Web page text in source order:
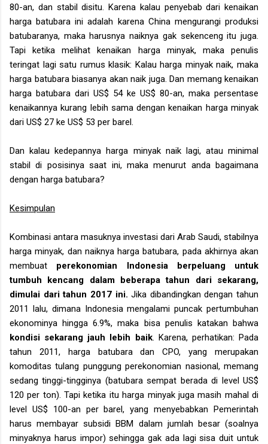
80-an, dan stabil disitu. Karena kalau penyebab dari kenaikan
harga batubara ini adalah karena China mengurangi produksi
batubaranya, maka harusnya naiknya gak sekenceng itu juga.
Tapi ketika melihat kenaikan harga minyak, maka penulis
teringat lagi satu rumus klasik: Kalau harga minyak naik, maka
harga batubara biasanya akan naik juga. Dan memang kenaikan
harga batubara dari US$ 54 ke US$ 80-an, maka persentase
kenaikannya kurang lebih sama dengan kenaikan harga minyak
dari US$ 27 ke US$ 53 per barel.
Dan kalau kedepannya harga minyak naik lagi, atau minimal
stabil di posisinya saat ini, maka menurut anda bagaimana
dengan harga batubara?
Kesimpulan
Kombinasi antara masuknya investasi dari Arab Saudi, stabilnya
harga minyak, dan naiknya harga batubara, pada akhirnya akan
membuat perekonomian Indonesia berpeluang untuk
tumbuh kencang dalam beberapa tahun dari sekarang,
dimulai dari tahun 2017 ini.Jika dibandingkan dengan tahun
2011 lalu, dimana Indonesia mengalami puncak pertumbuhan
ekonominya hingga 6.9%, maka bisa penulis katakan bahwa
kondisi sekarang jauh lebih baik. Karena, perhatikan: Pada
tahun 2011, harga batubara dan CPO, yang merupakan
komoditas tulang punggung perekonomian nasional, memang
sedang tinggi-tingginya (batubara sempat berada di level US$
120 per ton). Tapi ketika itu harga minyak juga masih mahal di
level US$ 100-an per barel, yang menyebabkan Pemerintah
harus membayar subsidi BBM dalam jumlah besar (soalnya
minyaknya harus impor) sehingga gak ada lagi sisa duit untuk